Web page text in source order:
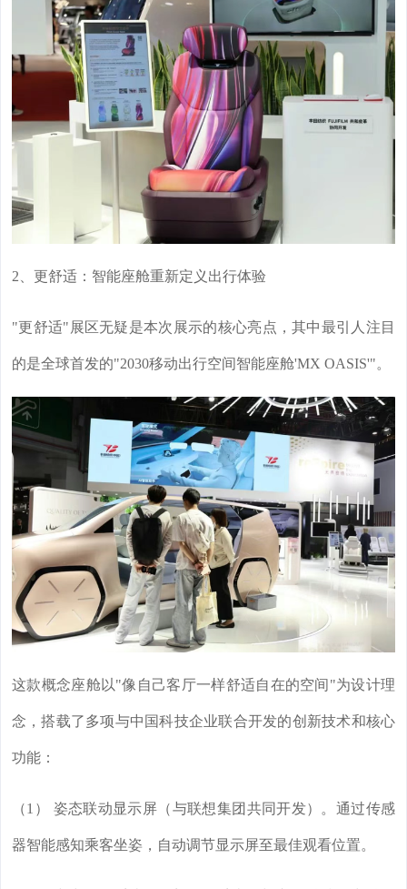
2、更舒适：智能座舱重新定义出行体验
"更舒适"展区无疑是本次展示的核心亮点，其中最引人注目
的是全球首发的"2030移动出行空间智能座舱'MX OASIS'"。
这款概念座舱以"像自己客厅一样舒适自在的空间"为设计理
念，搭载了多项与中国科技企业联合开发的创新技术和核心
功能：
（1） 姿态联动显示屏（与联想集团共同开发）。通过传感
器智能感知乘客坐姿，自动调节显示屏至最佳观看位置。